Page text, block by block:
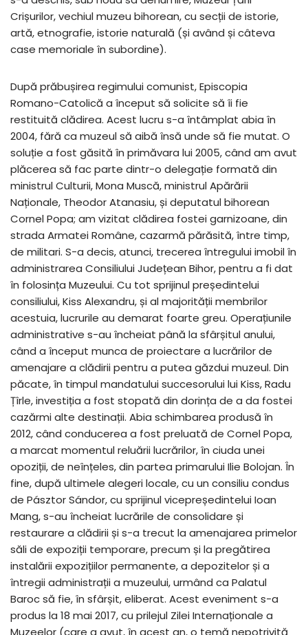
Crișurilor, vechiul muzeu bihorean, cu secții de istorie,
artă, etnografie, istorie naturală (și având și câteva
case memoriale în subordine).
După prăbușirea regimului comunist, Episcopia
Romano-Catolică a început să solicite să îi fie
restituită clădirea. Acest lucru s-a întâmplat abia în
2004, fără ca muzeul să aibă însă unde să fie mutat. O
soluție a fost găsită în primăvara lui 2005, când am avut
plăcerea să fac parte dintr-o delegație formată din
ministrul Culturii, Mona Muscă, ministrul Apărării
Naționale, Theodor Atanasiu, și deputatul bihorean
Cornel Popa; am vizitat clădirea fostei garnizoane, din
strada Armatei Române, cazarmă părăsită, între timp,
de militari. S-a decis, atunci, trecerea întregului imobil în
administrarea Consiliului Județean Bihor, pentru a fi dat
în folosința Muzeului. Cu tot sprijinul președintelui
consiliului, Kiss Alexandru, și al majorității membrilor
acestuia, lucrurile au demarat foarte greu. Operațiunile
administrative s-au încheiat până la sfârșitul anului,
când a început munca de proiectare a lucrărilor de
amenajare a clădirii pentru a putea găzdui muzeul. Din
păcate, în timpul mandatului succesorului lui Kiss, Radu
Țîrle, investiția a fost stopată din dorința de a da fostei
cazărmi alte destinații. Abia schimbarea produsă în
2012, când conducerea a fost preluată de Cornel Popa,
a marcat momentul reluării lucrărilor, în ciuda unei
opoziții, de neînțeles, din partea primarului Ilie Bolojan. În
fine, după ultimele alegeri locale, cu un consiliu condus
de Pásztor Sándor, cu sprijinul vicepreședintelui Ioan
Mang, s-au încheiat lucrările de consolidare și
restaurare a clădirii și s-a trecut la amenajarea primelor
săli de expoziții temporare, precum și la pregătirea
instalării expozițiilor permanente, a depozitelor și a
întregii administrații a muzeului, urmând ca Palatul
Baroc să fie, în sfârșit, eliberat. Acest eveniment s-a
produs la 18 mai 2017, cu prilejul Zilei Internaționale a